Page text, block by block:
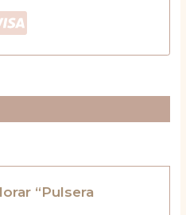
“Pulsera